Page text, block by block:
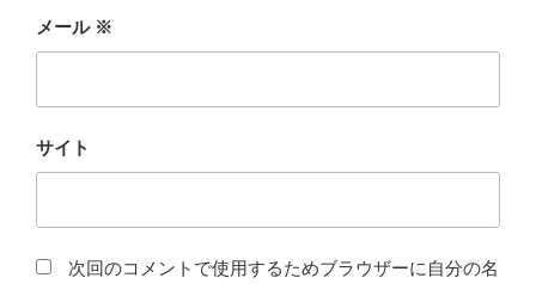
メール ※
サイト
次回のコメントで使用するためブラウザーに自分の名